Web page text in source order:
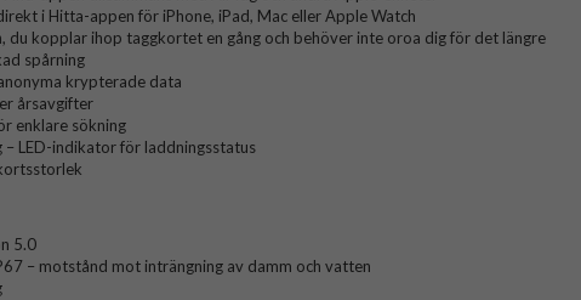
i Hitta-appen för iPhone, iPad, Mac eller Apple Watch
du kopplar ihop taggkortet en gång och behöver inte oroa dig för det längre
spårning
krypterade data
årsavgifter
enklare sökning
– LED-indikator för laddningsstatus
5.0
– motstånd mot inträngning av damm och vatten